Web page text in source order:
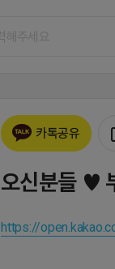
카톡공유
오신분들 ♥
https://